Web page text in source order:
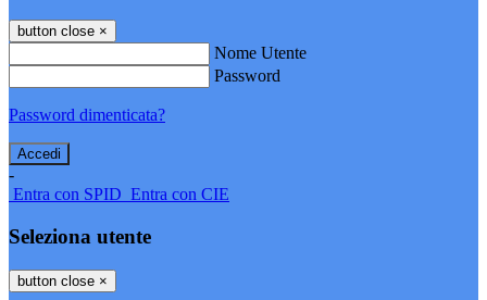
button close ×
Nome Utente
Password
Password dimenticata?
-
Entra con SPID Entra con CIE
Seleziona utente
button close ×